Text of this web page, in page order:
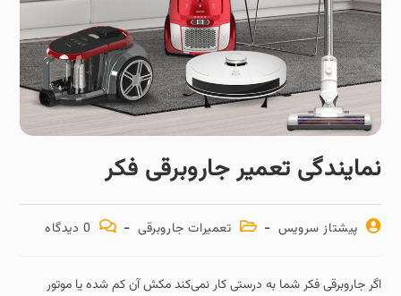
نمایندگی تعمیر جاروبرقی فکر
پیشتاز سرویس تعمیرات جاروبرقی 0 دیدگاه
اگر جاروبرقی فکر شما به‌ درستی کار نمی‌کند مکش آن کم شده یا موتور